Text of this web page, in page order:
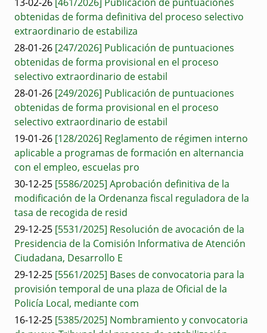
obtenidas de forma definitiva del proceso selectivo
extraordinario de estabiliza
28-01-26 [247/2026] Publicación de puntuaciones
obtenidas de forma provisional en el proceso
selectivo extraordinario de estabil
28-01-26 [249/2026] Publicación de puntuaciones
obtenidas de forma provisional en el proceso
selectivo extraordinario de estabil
19-01-26 [128/2026] Reglamento de régimen interno
aplicable a programas de formación en alternancia
con el empleo, escuelas pro
30-12-25 [5586/2025] Aprobación definitiva de la
modificación de la Ordenanza fiscal reguladora de la
tasa de recogida de resid
29-12-25 [5531/2025] Resolución de avocación de la
Presidencia de la Comisión Informativa de Atención
Ciudadana, Desarrollo E
29-12-25 [5561/2025] Bases de convocatoria para la
provisión temporal de una plaza de Oficial de la
Policía Local, mediante com
16-12-25 [5385/2025] Nombramiento y convocatoria